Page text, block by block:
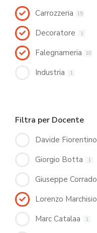
Carrozzeria 15
Decoratore 1
Falegnameria 10
Industria 1
Filtra per Docente
Davide Fiorentino
Giorgio Botta 1
Giuseppe Corrado
Lorenzo Marchisio
Marc Catalaa 1